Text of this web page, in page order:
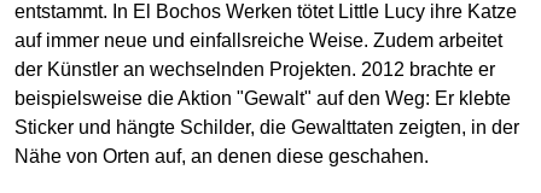
entstammt. In El Bochos Werken tötet Little Lucy ihre Katze
auf immer neue und einfallsreiche Weise. Zudem arbeitet
der Künstler an wechselnden Projekten. 2012 brachte er
beispielsweise die Aktion "Gewalt" auf den Weg: Er klebte
Sticker und hängte Schilder, die Gewalttaten zeigten, in der
Nähe von Orten auf, an denen diese geschahen.